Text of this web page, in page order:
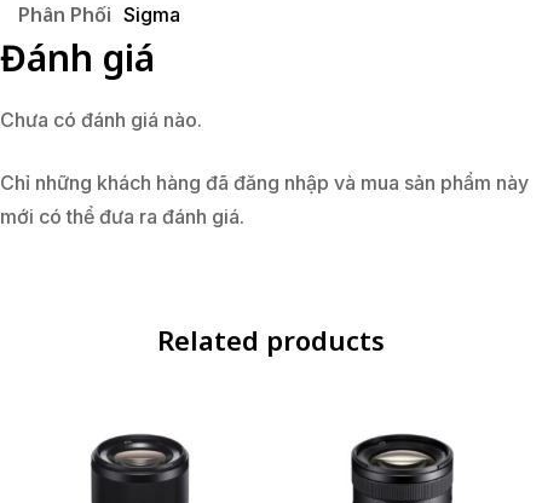
Phân Phối Sigma
Đánh giá
Chưa có đánh giá nào.
Chỉ những khách hàng đã đăng nhập và mua sản phẩm này
mới có thể đưa ra đánh giá.
Related products